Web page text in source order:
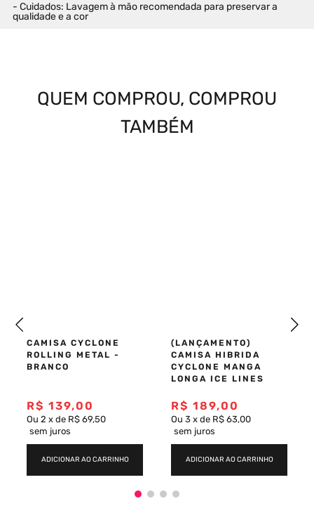
- Cuidados: Lavagem à mão recomendada para preservar a
qualidade e a cor
QUEM COMPROU, COMPROU
TAMBÉM
R$ 139,00
Ou 2 x de R$ 69,50
sem juros
ADICIONAR AO CARRINHO
(LANÇAMENTO)
CAMISA HIBRIDA
CYCLONE MANGA
LONGA ICE LINES
R$ 189,00
Ou 3 x de R$ 63,00
sem juros
ADICIONAR AO CARRINHO